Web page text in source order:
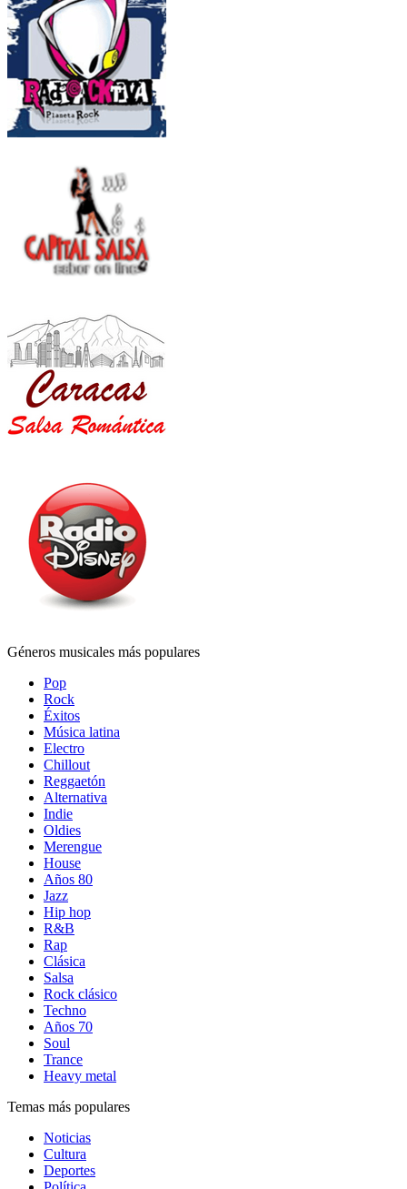
Géneros musicales más populares
Pop
Rock
Éxitos
Música latina
Electro
Chillout
Reggaetón
Alternativa
Indie
Oldies
Merengue
House
Años 80
Jazz
Hip hop
R&B
Rap
Clásica
Salsa
Rock clásico
Techno
Años 70
Soul
Trance
Heavy metal
Temas más populares
Noticias
Cultura
Deportes